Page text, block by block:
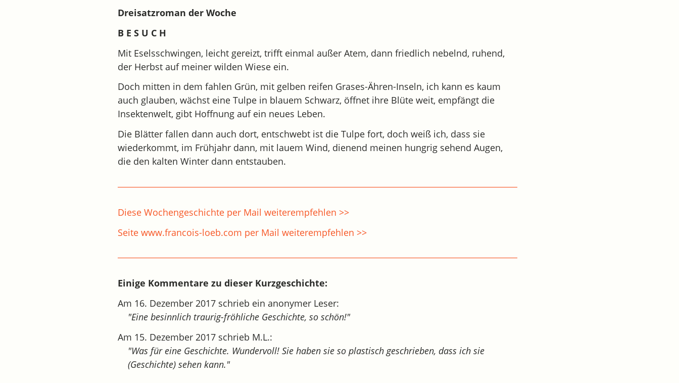
Dreisatzroman der Woche
B E S U C H
Mit Eselsschwingen, leicht gereizt, trifft einmal außer Atem, dann friedlich nebelnd, ruhend,
der Herbst auf meiner wilden Wiese ein.
Doch mitten in dem fahlen Grün, mit gelben reifen Grases-Ähren-Inseln, ich kann es kaum
auch glauben, wächst eine Tulpe in blauem Schwarz, öffnet ihre Blüte weit, empfängt die
Insektenwelt, gibt Hoffnung auf ein neues Leben.
Die Blätter fallen dann auch dort, entschwebt ist die Tulpe fort, doch weiß ich, dass sie
wiederkommt, im Frühjahr dann, mit lauem Wind, dienend meinen hungrig sehend Augen,
die den kalten Winter dann entstauben.
Diese Wochengeschichte per Mail weiterempfehlen >>
Seite www.francois-loeb.com per Mail weiterempfehlen >>
Einige Kommentare zu dieser Kurzgeschichte:
Am 16. Dezember 2017 schrieb ein anonymer Leser:
"Eine besinnlich traurig-fröhliche Geschichte, so schön!"
Am 15. Dezember 2017 schrieb M.L.:
"Was für eine Geschichte. Wundervoll! Sie haben sie so plastisch geschrieben, dass ich sie
(Geschichte) sehen kann."